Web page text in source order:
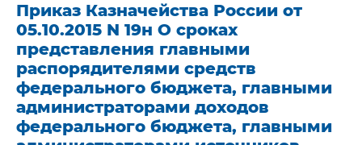
Приказ Казначейства России от
05.10.2015 N 19н О сроках
представления главными
распорядителями средств
федерального бюджета, главными
администраторами доходов
федерального бюджета, главными